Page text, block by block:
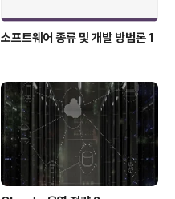
소프트웨어 종류 및 개발 방법론 1